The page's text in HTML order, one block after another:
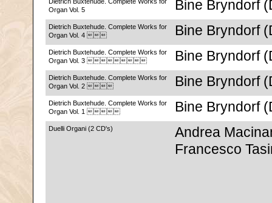
Organ Vol. 5
Bine Bryndorf
Dietrich Buxtehude. Complete Works for
Organ Vol. 4
Bine Bryndorf
Dietrich Buxtehude. Complete Works for
Organ Vol. 3
Bine Bryndorf
Dietrich Buxtehude. Complete Works for
Organ Vol. 2
Bine Bryndorf
Dietrich Buxtehude. Complete Works for
Organ Vol. 1
Bine Bryndorf
Duelli Organi (2 CD's)
Andrea
Francesco